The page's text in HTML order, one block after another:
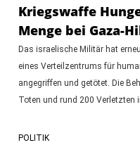
Kriegswaffe
Menge bei Gaza-
Das israelische Militär hat
eines Verteilzentrums für
angegriffen und getötet. Die
Toten und rund 200 Verletzten
POLITIK